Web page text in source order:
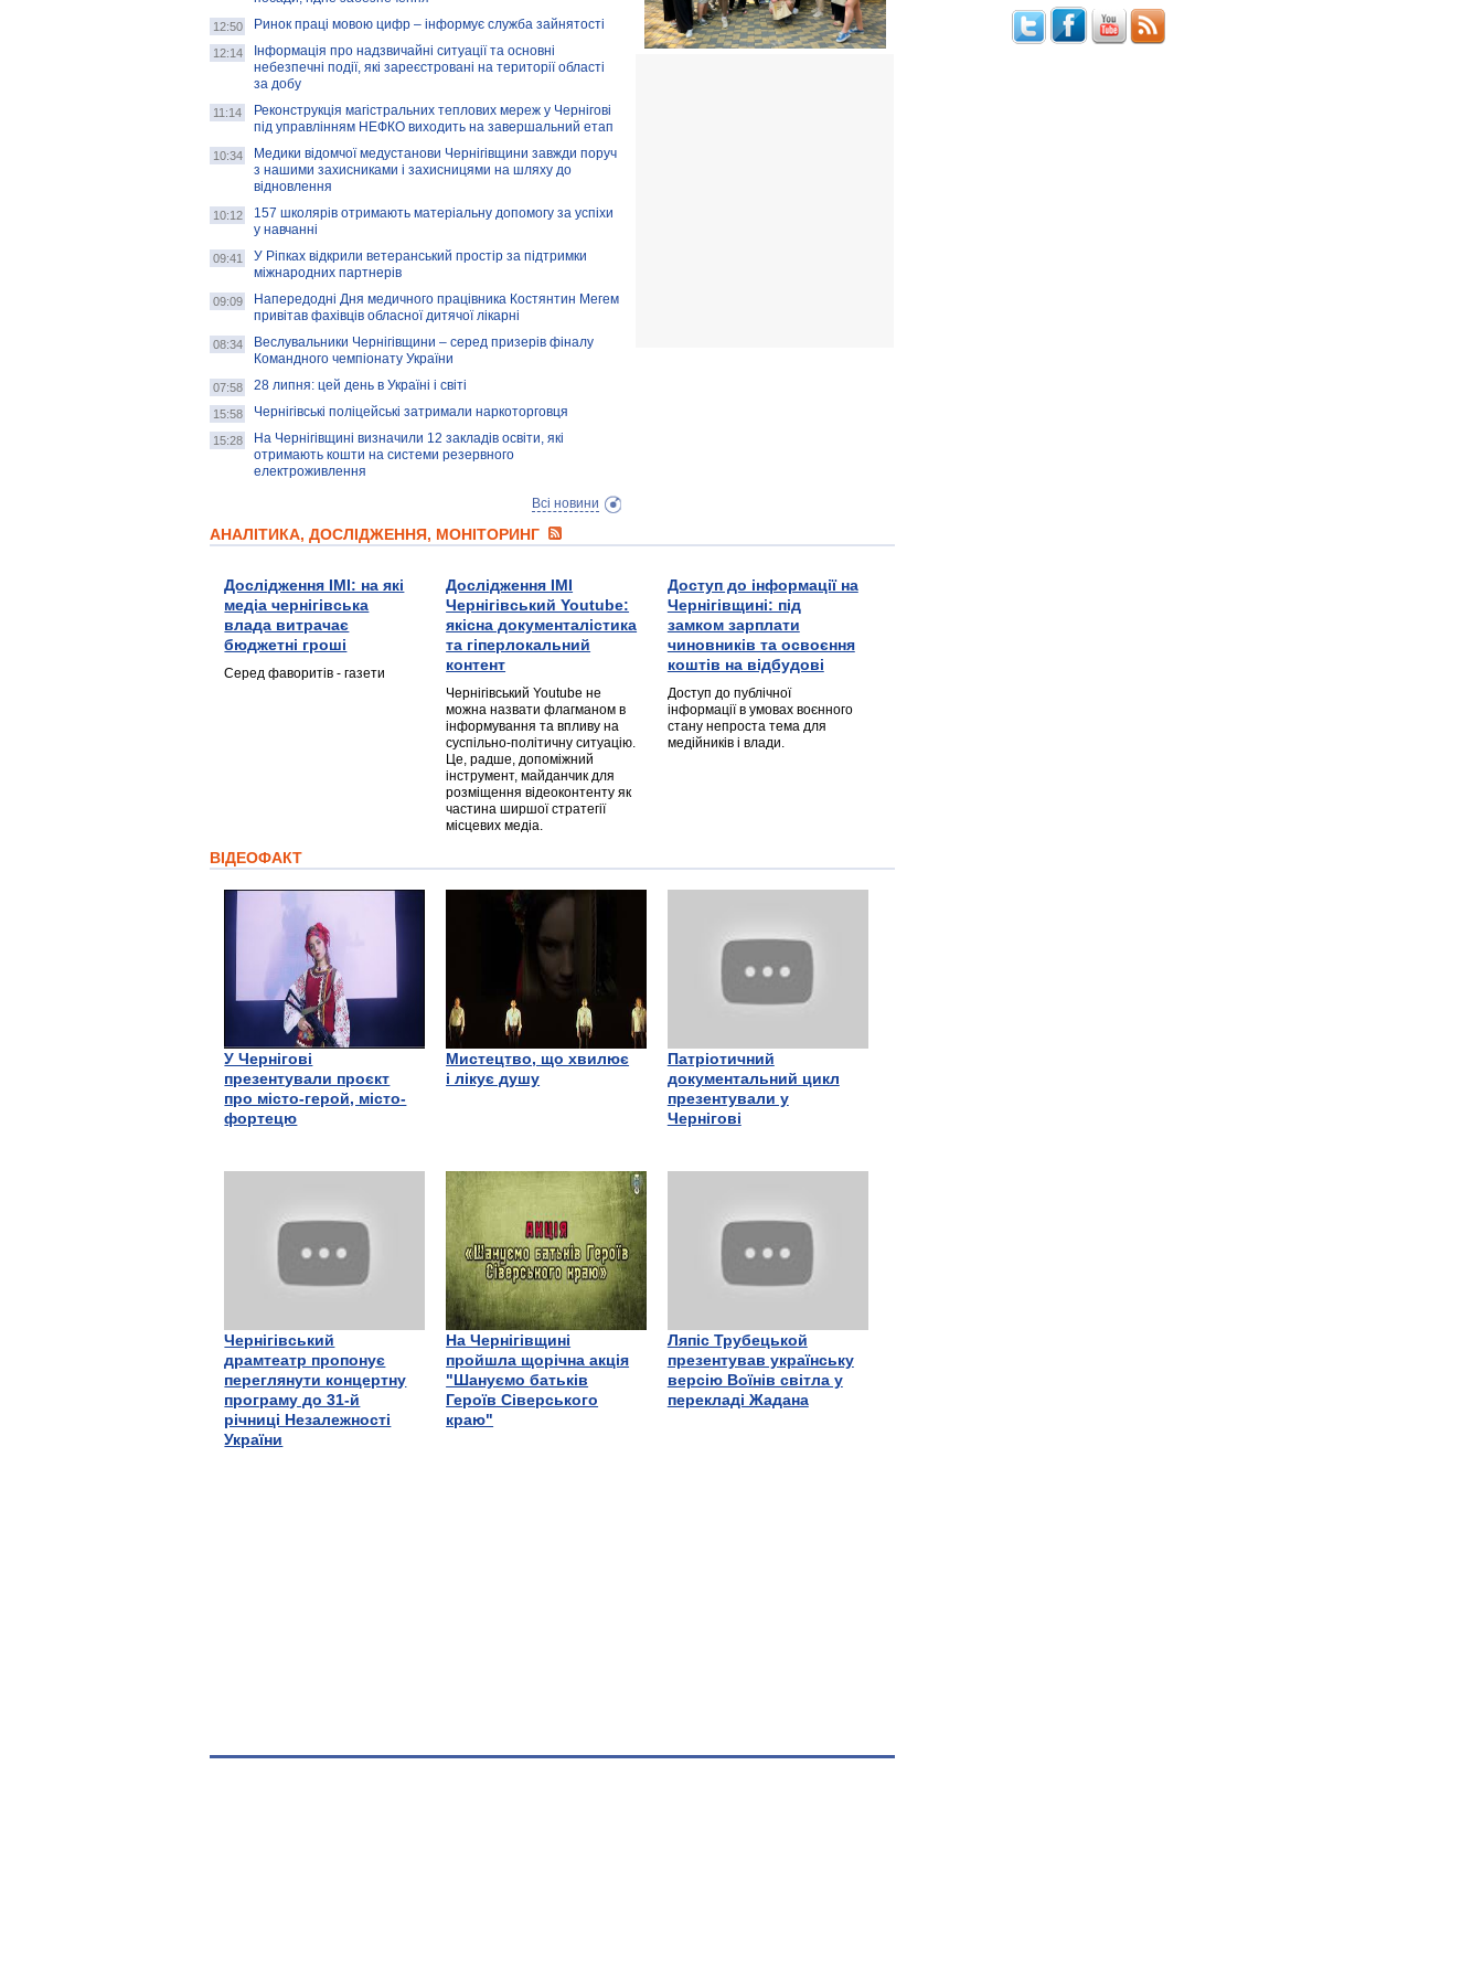
12:50 Ринок праці мовою цифр – інформує служба зайнятості
12:14
Інформація про надзвичайні ситуації та основні
небезпечні події, які зареєстровані на території області
за добу
11:14
Реконструкція магістральних теплових мереж у Чернігові
під управлінням НЕФКО виходить на завершальний етап
10:34
Медики відомчої медустанови Чернігівщини завжди поруч
з нашими захисниками і захисницями на шляху до
відновлення
10:12
157 школярів отримають матеріальну допомогу за успіхи
у навчанні
09:41
У Ріпках відкрили ветеранський простір за підтримки
міжнародних партнерів
09:09
Напередодні Дня медичного працівника Костянтин Мегем
привітав фахівців обласної дитячої лікарні
08:34
Веслувальники Чернігівщини – серед призерів фіналу
Командного чемпіонату України
07:58 28 липня: цей день в Україні і світі
15:58 Чернігівські поліцейські затримали наркоторговця
15:28
На Чернігівщині визначили 12 закладів освіти, які
отримають кошти на системи резервного
електроживлення
Всі новини
АНАЛІТИКА, ДОСЛІДЖЕННЯ, МОНІТОРИНГ
Дослідження ІМІ: на які
медіа чернігівська
влада витрачає
бюджетні гроші
Серед фаворитів - газети
Дослідження ІМІ
Чернігівський Youtube:
якісна документалістика
та гіперлокальний
контент
Чернігівський Youtube не
можна назвати флагманом в
інформування та впливу на
суспільно-політичну ситуацію.
Це, радше, допоміжний
інструмент, майданчик для
розміщення відеоконтенту як
частина ширшої стратегії
місцевих медіа.
Доступ до інформації на
Чернігівщині: під
замком зарплати
чиновників та освоєння
коштів на відбудові
Доступ до публічної
інформації в умовах воєнного
стану непроста тема для
медійників і влади.
ВІДЕОФАКТ
У Чернігові
презентували проєкт
про місто-герой, місто-
фортецю
Мистецтво, що хвилює
і лікує душу
Патріотичний
документальний цикл
презентували у
Чернігові
Чернігівський
драмтеатр пропонує
переглянути концертну
програму до 31-й
річниці Незалежності
України
На Чернігівщині
пройшла щорічна акція
"Шануємо батьків
Героїв Сіверського
краю"
Ляпіс Трубецькой
презентував українську
версію Воїнів світла у
перекладі Жадана